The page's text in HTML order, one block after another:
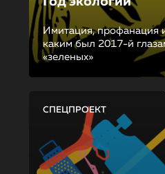
Имитация, профанация
каким был 2017-й
«зеленых»
СПЕЦПРОЕКТ